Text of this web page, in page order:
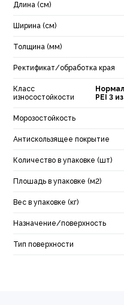
Длина (см)
Ширина (см)
Толщина (мм)
Ректификат/обработка края
Класс
износостойкости
PEI 3
Морозостойкость
Антискользящее покрытие
Количество в упаковке (шт)
Плошадь в упаковке (м2)
Вес в упаковке (кг)
Назначение/поверхность
Тип поверхности